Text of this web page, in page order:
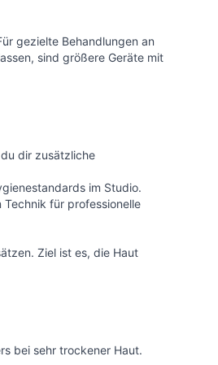
gezielte Behandlungen an
sind größere Geräte mit
dir zusätzliche
im Studio.
für professionelle
Ziel ist es, die Haut
bei sehr trockener Haut.